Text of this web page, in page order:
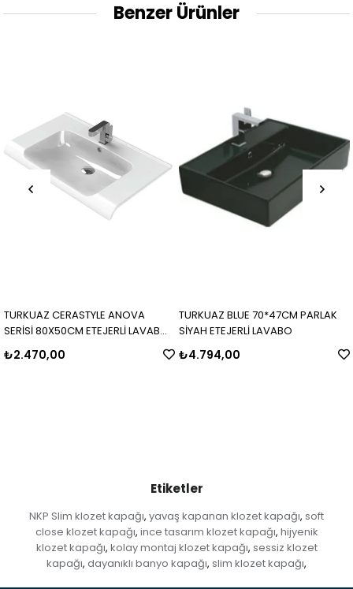
Benzer Ürünler
TURKUAZ CERASTYLE ANOVA
SERİSİ 80X50CM ETEJERLİ LAVABO
₺2.470,00
TURKUAZ BLUE 70*47CM PARLAK
SİYAH ETEJERLİ LAVABO
₺4.794,00
Etiketler
NKP Slim klozet kapağı, yavaş kapanan klozet kapağı, soft
close klozet kapağı, ince tasarım klozet kapağı, hijyenik
klozet kapağı, kolay montaj klozet kapağı, sessiz klozet
kapağı, dayanıklı banyo kapağı, slim klozet kapağı,